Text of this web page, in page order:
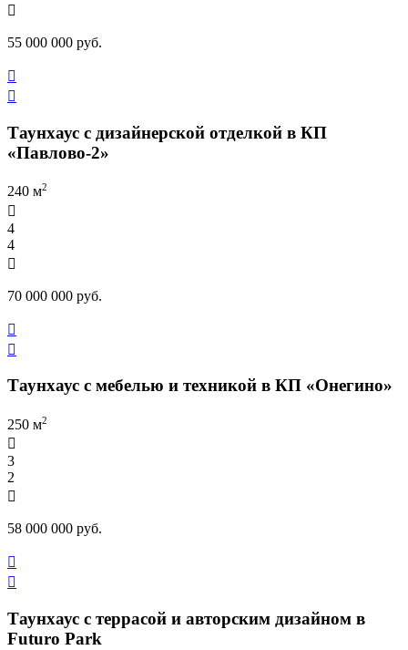

55 000 000 руб.


Таунхаус с дизайнерской отделкой в КП
«Павлово-2»
240 м2

4
4

70 000 000 руб.


Таунхаус с мебелью и техникой в КП «Онегино»
250 м2

3
2

58 000 000 руб.


Таунхаус с террасой и авторским дизайном в
Futuro Park